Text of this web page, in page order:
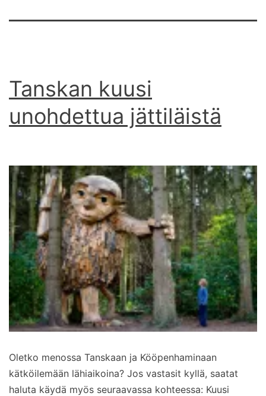
Tanskan kuusi
unohdettua jättiläistä
Oletko menossa Tanskaan ja Kööpenhaminaan
kätköilemään lähiaikoina? Jos vastasit kyllä, saatat
haluta käydä myös seuraavassa kohteessa: Kuusi